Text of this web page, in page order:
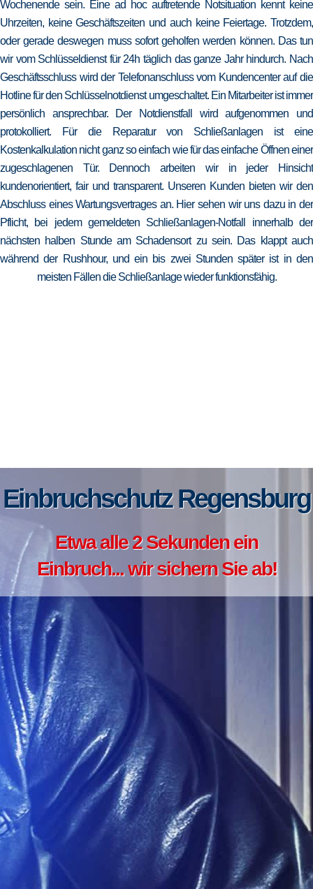
Wochenende sein. Eine ad hoc auftretende Notsituation kennt keine
Uhrzeiten, keine Geschäftszeiten und auch keine Feiertage. Trotzdem,
oder gerade deswegen muss sofort geholfen werden können. Das tun
wir vom Schlüsseldienst für 24h täglich das ganze Jahr hindurch. Nach
Geschäftsschluss wird der Telefonanschluss vom Kundencenter auf die
Hotline für den Schlüsselnotdienst umgeschaltet. Ein Mitarbeiter ist immer
persönlich ansprechbar. Der Notdienstfall wird aufgenommen und
protokolliert. Für die Reparatur von Schließanlagen ist eine
Kostenkalkulation nicht ganz so einfach wie für das einfache Öffnen einer
zugeschlagenen Tür. Dennoch arbeiten wir in jeder Hinsicht
kundenorientiert, fair und transparent. Unseren Kunden bieten wir den
Abschluss eines Wartungsvertrages an. Hier sehen wir uns dazu in der
Pflicht, bei jedem gemeldeten Schließanlagen-Notfall innerhalb der
nächsten halben Stunde am Schadensort zu sein. Das klappt auch
während der Rushhour, und ein bis zwei Stunden später ist in den
meisten Fällen die Schließanlage wieder funktionsfähig.
Einbruchschutz Regensburg
Etwa alle 2 Sekunden ein
Einbruch... wir sichern Sie ab!